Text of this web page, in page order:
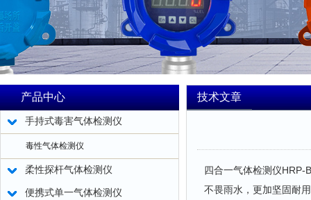
产品中心
手持式毒害气体检测仪
毒性气体检测仪
柔性探杆气体检测仪
便携式单一气体检测仪
技术文章
四合一气体检测仪HRP-
不畏雨水，更加坚固耐